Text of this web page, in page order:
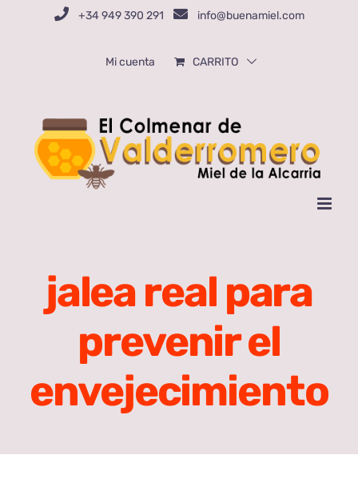
+34 949 390 291 info@buenamiel.com
Mi cuenta CARRITO
jalea real para
prevenir el
envejecimiento